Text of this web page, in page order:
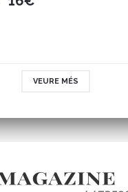
VEURE MÉS